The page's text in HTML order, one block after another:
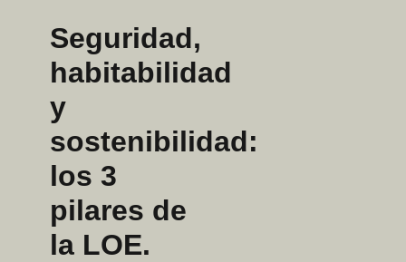
Seguridad,
habitabilidad
y
sostenibilidad:
los 3
pilares de
la LOE.